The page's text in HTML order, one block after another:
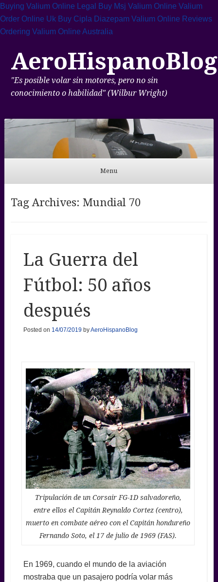
Buying Valium Online Legal Buy Msj Valium Online Valium
Order Online Uk Buy Cipla Diazepam Valium Online Reviews
Ordering Valium Online Australia
AeroHispanoBlog
"Es posible volar sin motores, pero no sin
conocimiento o habilidad" (Wilbur Wright)
Menu
Tag Archives: Mundial 70
La Guerra del
Fútbol: 50 años
después
Posted on 14/07/2019 byAeroHispanoBlog
Tripulación de un Corsair FG-1D salvadoreño,
entre ellos el Capitán Reynaldo Cortez (centro),
muerto en combate aéreo con el Capitán hondureño
Fernando Soto, el 17 de julio de 1969 (FAS).
En 1969, cuando el mundo de la aviación
mostraba que un pasajero podría volar más